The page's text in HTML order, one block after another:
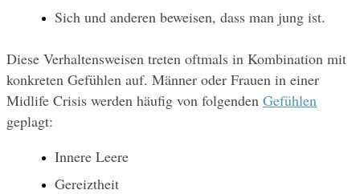
Sich und anderen beweisen, dass man jung ist.
Diese Verhaltensweisen treten oftmals in Kombination mit
konkreten Gefühlen auf. Männer oder Frauen in einer
Midlife Crisis werden häufig von folgenden Gefühlen
geplagt:
Innere Leere
Gereiztheit